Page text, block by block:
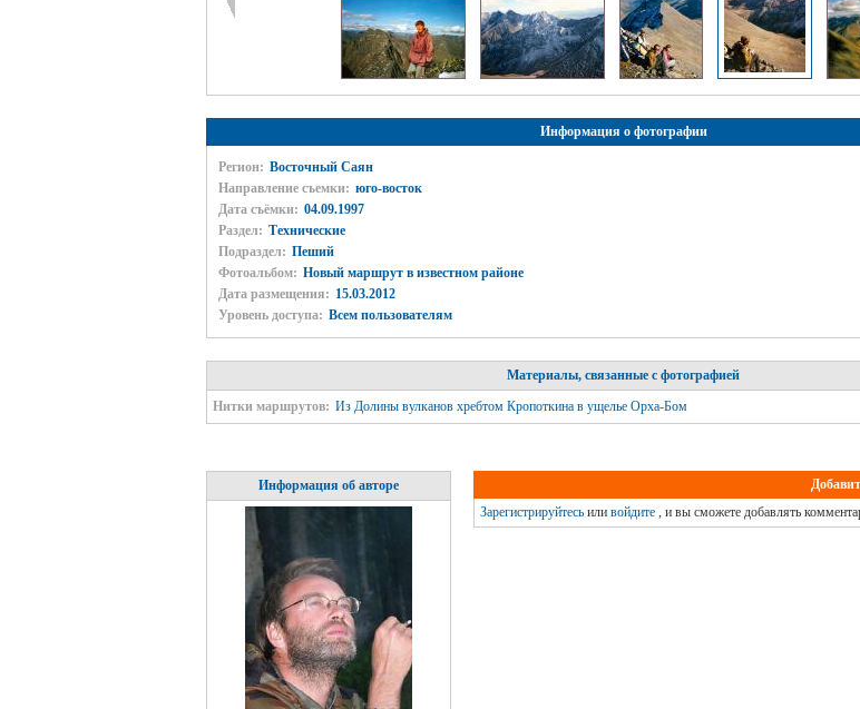
Информация о фотографии
Регион: Восточный Саян
Направление съемки: юго-восток
Дата съёмки: 04.09.1997
Раздел: Технические
Подраздел: Пеший
Фотоальбом: Новый маршрут в известном районе
Дата размещения: 15.03.2012
Уровень доступа: Всем пользователям
Материалы, связанные с фотографией
Нитки маршрутов: Из Долины вулканов хребтом Кропоткина в ущелье Орха-Бом
Информация об авторе
Зарегистрируйтесьили войдите, и вы сможете добавлять